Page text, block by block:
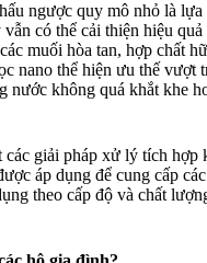
ngược quy mô nhỏ là lựa
có thể cải thiện hiệu
muối hòa tan, hợp chất
nano thể hiện ưu thế vượt
nước không quá khắt khe
giải pháp xử lý tích hợp
áp dụng để cung cấp
theo cấp độ và chất